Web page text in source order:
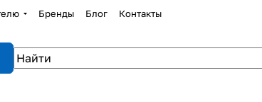
Бренды Блог Контакты